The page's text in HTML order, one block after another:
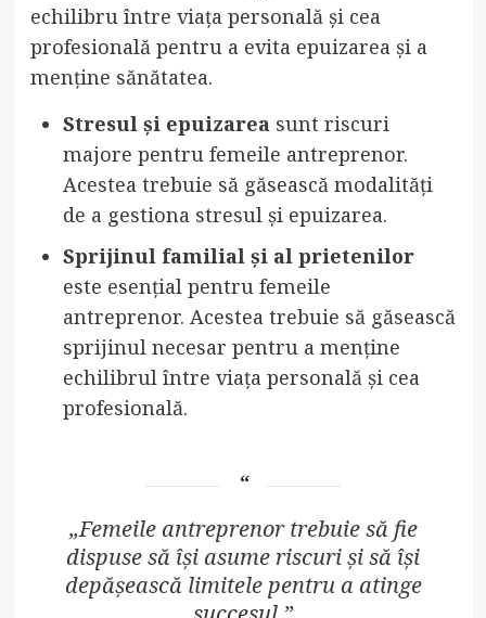
echilibru între viața personală și cea
profesională pentru a evita epuizarea și a
menține sănătatea.
Stresul și epuizareasunt riscuri
majore pentru femeile antreprenor.
Acestea trebuie să găsească modalități
de a gestiona stresul și epuizarea.
Sprijinul familial și al prietenilor
este esențial pentru femeile
antreprenor. Acestea trebuie să găsească
sprijinul necesar pentru a menține
echilibrul între viața personală și cea
profesională.
„Femeile antreprenor trebuie să fie
dispuse să își asume riscuri și să își
depășească limitele pentru a atinge